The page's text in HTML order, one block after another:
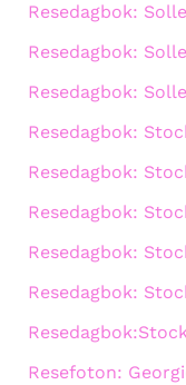
Resedagbok:
Resedagbok:
Resedagbok:
Resedagbok:
Resedagbok:
Resedagbok:
Resedagbok:
Resedagbok:
Resefoton: